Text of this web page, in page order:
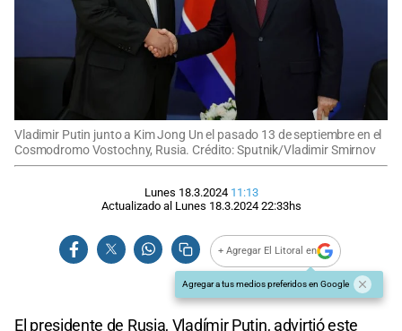
Vladimir Putin junto a Kim Jong Un el pasado 13 de septiembre en el
Cosmodromo Vostochny, Rusia. Crédito: Sputnik/Vladimir Smirnov
Lunes 18.3.2024 11:13
Actualizado al Lunes 18.3.2024 22:33hs
+ Agregar El Litoral en
Agregar a tus medios preferidos en Google
El presidente de Rusia, Vladímir Putin, advirtió este